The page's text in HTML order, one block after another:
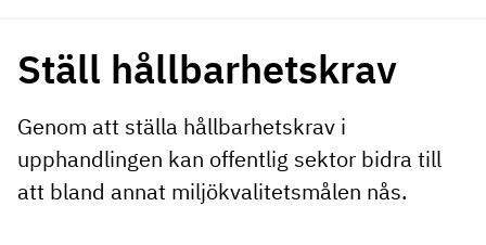
Ställ hållbarhetskrav
Genom att ställa hållbarhetskrav i
upphandlingen kan offentlig sektor bidra till
att bland annat miljökvalitetsmålen nås.